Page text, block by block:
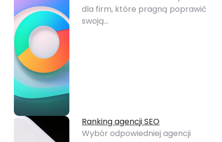
dla firm, które pragną poprawić
swoją…
Ranking agencji SEO
Wybór odpowiedniej agencji